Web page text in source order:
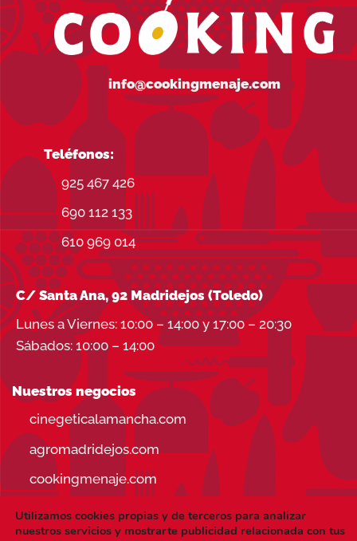
info@cookingmenaje.com
Teléfonos:
925 467 426
690 112 133
610 969 014
C/ Santa Ana, 92 Madridejos (Toledo)
Lunes a Viernes: 10:00 – 14:00 y 17:00 – 20:30
Sábados: 10:00 – 14:00
Nuestros negocios
cinegeticalamancha.com
agromadridejos.com
cookingmenaje.com
Utilizamos cookies propias y de terceros para analizar
nuestros servicios y mostrarte publicidad relacionada con tus